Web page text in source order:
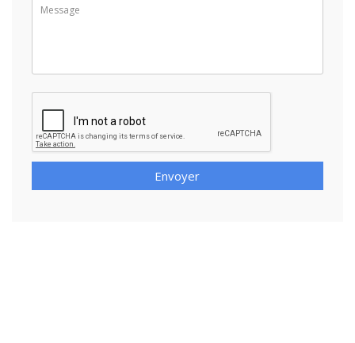
Envoyer